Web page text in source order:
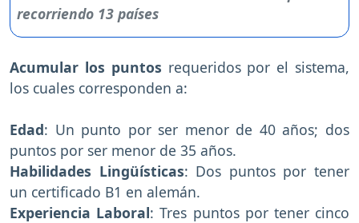
Acumular los puntos requeridos por el sistema,
los cuales corresponden a:
Edad: Un punto por ser menor de 40 años; dos
puntos por ser menor de 35 años.
Habilidades Lingüísticas: Dos puntos por tener
un certificado B1 en alemán.
Experiencia Laboral: Tres puntos por tener cinco